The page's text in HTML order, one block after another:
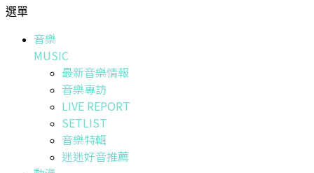
選單
音樂
MUSIC
最新音樂情報
音樂專訪
LIVE REPORT
SETLIST
音樂特輯
迷迷好音推薦